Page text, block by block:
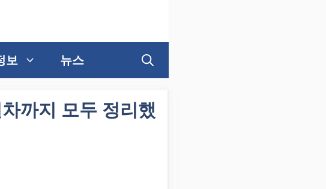
보 뉴스
까지 모두 정리했